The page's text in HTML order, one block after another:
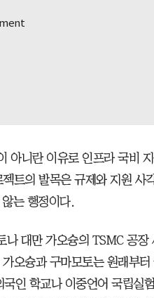
아니란 이유로 인프라 국비
트의 발목은 규제와 지원 사
는 행정이다.
나 대만 가오슝의 TSMC 공장
오슝과 구마모토는 원래부터
인 학교나 이중언어 국립실